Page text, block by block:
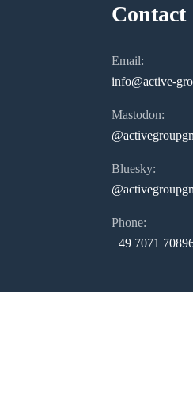
Contact
Email:
info@active-
Mastodon:
Bluesky:
Phone:
+49 7071